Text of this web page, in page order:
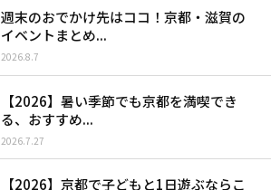
週末のおでかけ先はココ！京都・滋賀の
イベントまとめ...
2026.8.7
【2026】暑い季節でも京都を満喫でき
る、おすすめ...
2026.7.27
【2026】京都で子どもと1日遊ぶならこ